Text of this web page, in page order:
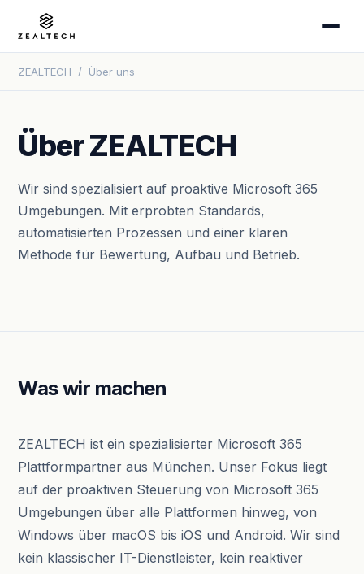
ZEALTECH / Über uns
Über ZEALTECH
Wir sind spezialisiert auf proaktive Microsoft 365
Umgebungen. Mit erprobten Standards,
automatisierten Prozessen und einer klaren
Methode für Bewertung, Aufbau und Betrieb.
Was wir machen
ZEALTECH ist ein spezialisierter Microsoft 365
Plattformpartner aus München. Unser Fokus liegt
auf der proaktiven Steuerung von Microsoft 365
Umgebungen über alle Plattformen hinweg, von
Windows über macOS bis iOS und Android. Wir sind
kein klassischer IT-Dienstleister, kein reaktiver